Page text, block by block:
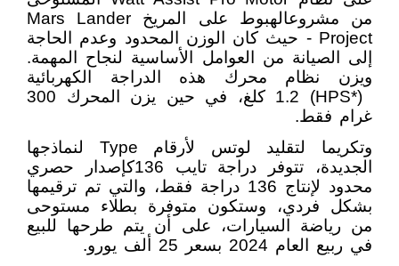
من مشروعالهبوط على المريخ Mars Lander
Project - حيث كان الوزن المحدود وعدم الحاجة
إلى الصيانة من العوامل الأساسية لنجاح المهمة.
ويزن نظام محرك هذه الدراجة الكهربائية
(HPS*)
1.2 كلغ، في حين يزن المحرك 300
غرام فقط.
وتكريما لتقليد لوتس لأرقام Type لنماذجها
الجديدة، تتوفر دراجة تايب 136
كإصدار حصري
محدود لإنتاج 136 دراجة فقط، والتي تم ترقيمها
بشكل فردي، وستكون متوفرة بطلاء مستوحى
من رياضة السيارات، على أن يتم طرحها للبيع
في ربيع العام 2024 بسعر 25 ألف يورو.